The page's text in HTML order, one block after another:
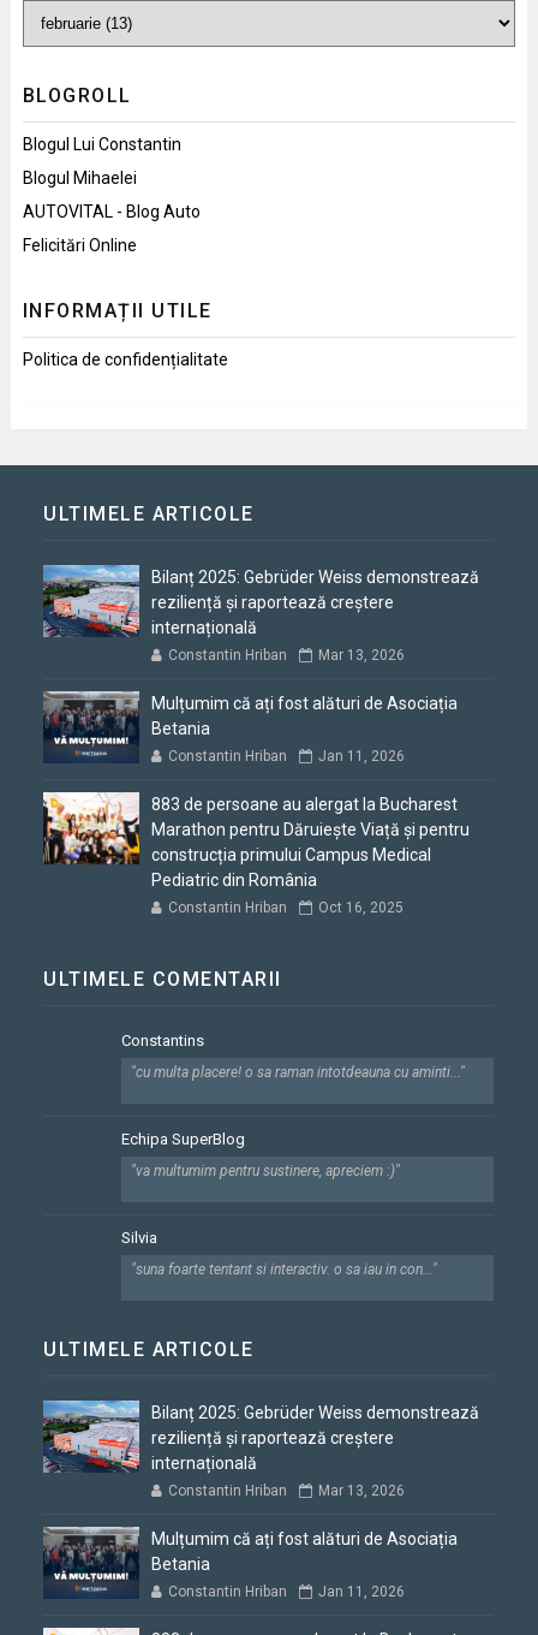
BLOGROLL
Blogul Lui Constantin
Blogul Mihaelei
AUTOVITAL - Blog Auto
Felicitări Online
INFORMAȚII UTILE
Politica de confidențialitate
ULTIMELE ARTICOLE
Bilanț 2025: Gebrüder Weiss demonstrează
reziliență și raportează creștere
internațională
Constantin Hriban Mar 13, 2026
Mulțumim că ați fost alături de Asociația
Betania
Constantin Hriban Jan 11, 2026
883 de persoane au alergat la Bucharest
Marathon pentru Dăruiește Viață și pentru
construcția primului Campus Medical
Pediatric din România
Constantin Hriban Oct 16, 2025
ULTIMELE COMENTARII
Constantins
"cu multa placere! o sa raman intotdeauna cu aminti..."
Echipa SuperBlog
"va multumim pentru sustinere, apreciem :)"
Silvia
"suna foarte tentant si interactiv. o sa iau in con..."
ULTIMELE ARTICOLE
Bilanț 2025: Gebrüder Weiss demonstrează
reziliență și raportează creștere
internațională
Constantin Hriban Mar 13, 2026
Mulțumim că ați fost alături de Asociația
Betania
Constantin Hriban Jan 11, 2026